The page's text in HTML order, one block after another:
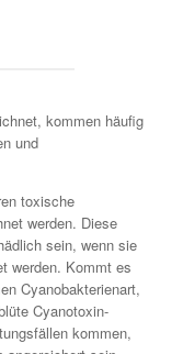
kommen häufig
und
toxische
werden. Diese
sein, wenn sie
werden. Kommt es
Cyanobakterienart,
Cyanotoxin-
kommen,